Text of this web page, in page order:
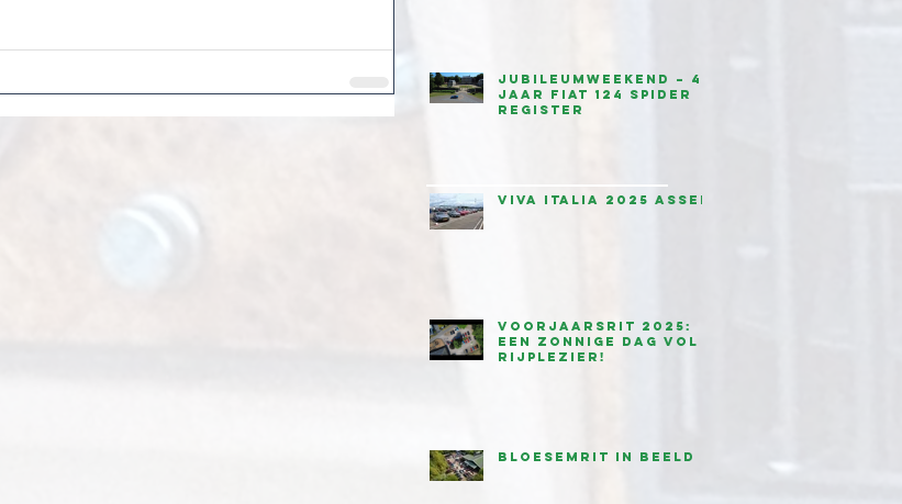
Jubileumweekend – 45
jaar Fiat 124 Spider
Register
Viva Italia 2025 Assen
Voorjaarsrit 2025:
een zonnige dag vol
rijplezier!
Bloesemrit in beeld